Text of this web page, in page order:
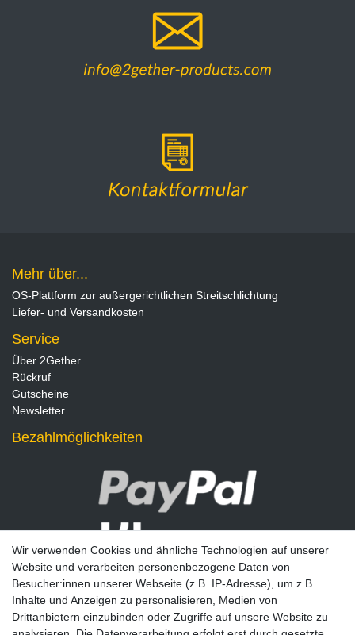
Mehr über...
OS-Plattform zur außergerichtlichen Streitschlichtung
Liefer- und Versandkosten
Service
Über 2Gether
Rückruf
Gutscheine
Newsletter
Bezahlmöglichkeiten
Wir verwenden Cookies und ähnliche Technologien auf unserer
Website und verarbeiten personenbezogene Daten von
Besucher:innen unserer Webseite (z.B. IP-Adresse), um z.B.
Inhalte und Anzeigen zu personalisieren, Medien von
Drittanbietern einzubinden oder Zugriffe auf unsere Website zu